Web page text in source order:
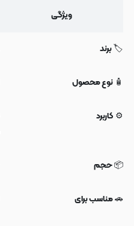
ویژگی
🏷️برند
🧴 نوع محصول
⚙️ کاربرد
📦حجم
🚗مناسب برای